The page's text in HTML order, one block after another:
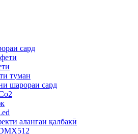
сард
туман
шарораи сард
алангаи қалбакӣ